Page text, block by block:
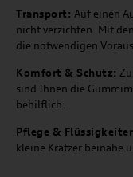
Transport: Auf einen
nicht verzichten. Mit
die notwendigen
Komfort & Schutz:
sind Ihnen die
behilflich.
Pflege &
kleine Kratzer beinahe